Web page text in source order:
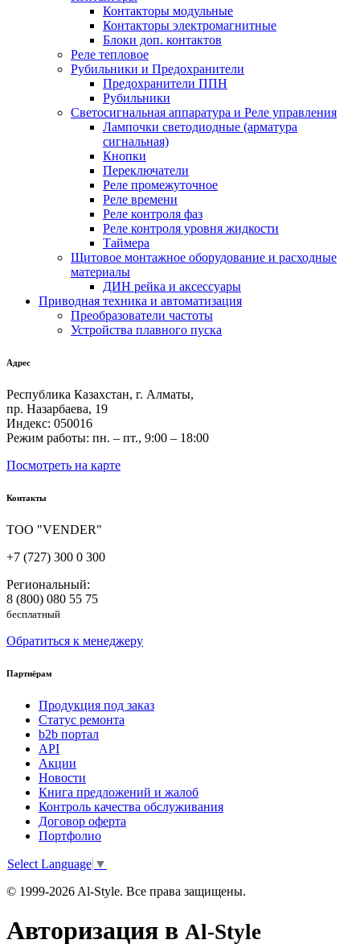
Контакторы модульные
Контакторы электромагнитные
Блоки доп. контактов
Реле тепловое
Рубильники и Предохранители
Предохранители ППН
Рубильники
Светосигнальная аппаратура и Реле управления
Лампочки светодиодные (арматура
сигнальная)
Кнопки
Переключатели
Реле промежуточное
Реле времени
Реле контроля фаз
Реле контроля уровня жидкости
Таймера
Щитовое монтажное оборудование и расходные
материалы
ДИН рейка и аксессуары
Приводная техника и автоматизация
Преобразователи частоты
Устройства плавного пуска
Адрес
Республика Казахстан, г. Алматы,
пр. Назарбаева, 19
Индекс: 050016
Режим работы: пн. – пт., 9:00 – 18:00
Посмотреть на карте
Контакты
ТОО "VENDER"
+7 (727) 300 0 300
Региональный:
8 (800) 080 55 75
бесплатный
Обратиться к менеджеру
Партнёрам
Продукция под заказ
Статус ремонта
b2b портал
API
Акции
Новости
Книга предложений и жалоб
Контроль качества обслуживания
Договор оферта
Портфолио
Select Language ▼
© 1999-2026 Al-Style. Все права защищены.
Авторизация в Al-Style